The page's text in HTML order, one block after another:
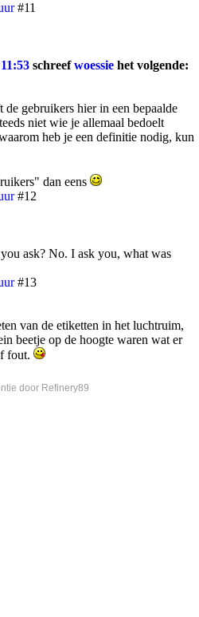
#11
schreefwoessie het volgende:
gebruikers hier in een bepaalde
niet wie je allemaal bedoelt
heb je een definitie nodig, kun
dan eens
#12
ask? No. I ask you, what was
#13
van de etiketten in het luchtruim,
beetje op de hoogte waren wat er
fout.
door Refinery89